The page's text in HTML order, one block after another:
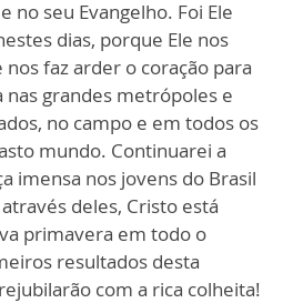
no seu Evangelho. Foi Ele
dias, porque Ele nos
faz arder o coração para
nas grandes metrópoles e
no campo e em todos os
mundo. Continuarei a
imensa nos jovens do Brasil
deles, Cristo está
primavera em todo o
resultados desta
com a rica colheita!